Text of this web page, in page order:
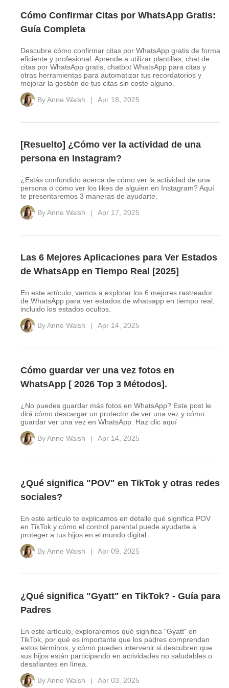
Cómo Confirmar Citas por WhatsApp Gratis:
Guía Completa
Descubre cómo confirmar citas por WhatsApp gratis de forma
eficiente y profesional. Aprende a utilizar plantillas, chat de
citas por WhatsApp gratis, chatbot WhatsApp para citas y
otras herramientas para automatizar tus recordatorios y
mejorar la gestión de tus citas sin coste alguno.
ByAnne Walsh | Apr 18, 2025
[Resuelto] ¿Cómo ver la actividad de una
persona en Instagram?
¿Estás confundido acerca de cómo ver la actividad de una
persona o cómo ver los likes de alguien en Instagram? Aquí
te presentaremos 3 maneras de ayudarte.
ByAnne Walsh | Apr 17, 2025
Las 6 Mejores Aplicaciones para Ver Estados
de WhatsApp en Tiempo Real [2025]
En este artículo, vamos a explorar los 6 mejores rastreador
de WhatsApp para ver estados de whatsapp en tiempo real,
incluido los estados ocultos.
ByAnne Walsh | Apr 14, 2025
Cómo guardar ver una vez fotos en
WhatsApp [ 2026 Top 3 Métodos].
¿No puedes guardar más fotos en WhatsApp? Este post le
dirá cómo descargar un protector de ver una vez y cómo
guardar ver una vez en WhatsApp. Haz clic aquí
ByAnne Walsh | Apr 14, 2025
¿Qué significa "POV" en TikTok y otras redes
sociales?
En este artículo te explicamos en detalle qué significa POV
en TikTok y cómo el control parental puede ayudarte a
proteger a tus hijos en el mundo digital.
ByAnne Walsh | Apr 09, 2025
¿Qué significa "Gyatt" en TikTok? - Guía para
Padres
En este artículo, exploraremos qué significa "Gyatt" en
TikTok, por qué es importante que los padres comprendan
estos términos, y cómo pueden intervenir si descubren que
sus hijos están participando en actividades no saludables o
desafiantes en línea.
ByAnne Walsh | Apr 03, 2025